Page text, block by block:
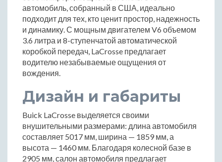
автомобиль, собранный в США, идеально
подходит для тех, кто ценит простор, надежность
и динамику. С мощным двигателем V6 объемом
3.6 литра и 8-ступенчатой автоматической
коробкой передач, LaCrosse предлагает
водителю незабываемые ощущения от
вождения.
Дизайн и габариты
Buick LaCrosse выделяется своими
внушительными размерами: длина автомобиля
составляет 5017 мм, ширина — 1859 мм, а
высота — 1460 мм. Благодаря колесной базе в
2905 мм, салон автомобиля предлагает